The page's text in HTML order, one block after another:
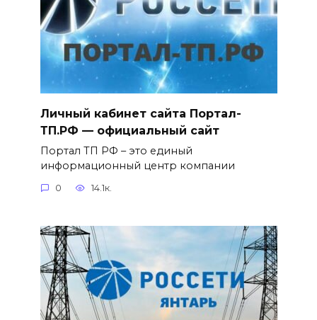
Личный кабинет сайта Портал-
ТП.РФ — официальный сайт
Портал ТП РФ – это единый
информационный центр компании
0 14.1к.